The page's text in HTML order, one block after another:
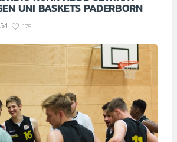
UNI BASKETS PADERBORN
175